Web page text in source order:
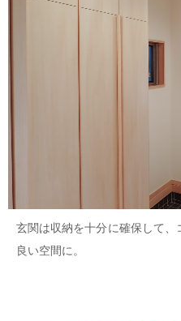
玄関は収納を十分に確保して、
良い空間に。